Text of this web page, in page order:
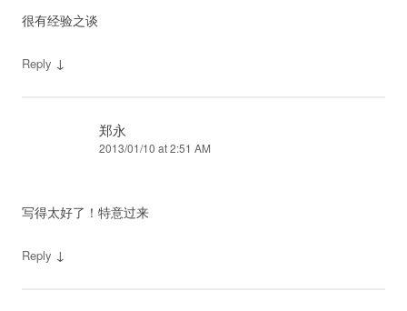
很有经验之谈
Reply ↓
郑永
2013/01/10 at 2:51 AM
写得太好了！特意过来
Reply ↓